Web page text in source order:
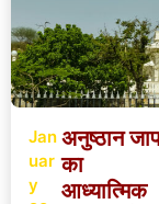
Jan
uar
y
अनुष्ठान
का
आध्यात्मिक